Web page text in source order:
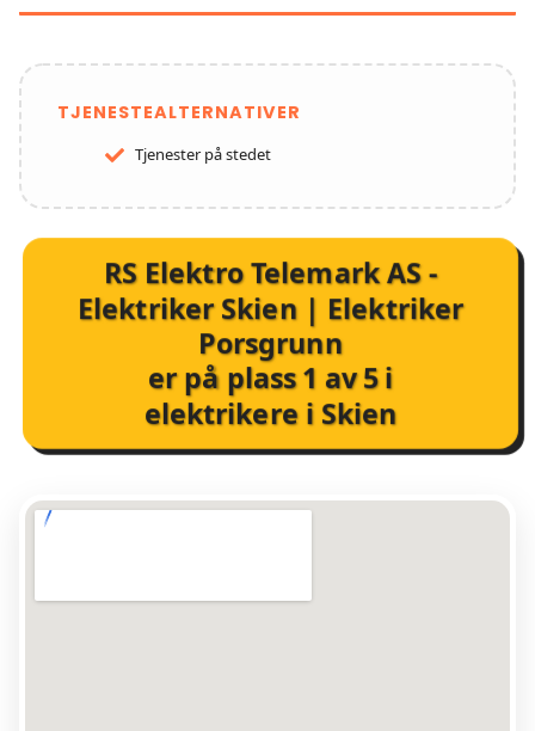
TJENESTEALTERNATIVER
Tjenester på stedet
RS Elektro Telemark AS -
Elektriker Skien | Elektriker
Porsgrunn
er på plass1 av 5i
elektrikere i Skien